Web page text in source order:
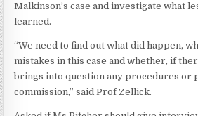
Malkinson’s case and investigate what
learned.
“We need to find out what did happen,
mistakes in this case and whether, if
brings into question any procedures or
commission,” said Prof Zellick.